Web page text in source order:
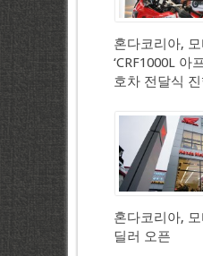
혼다코리아,
‘CRF1000L 아
호차 전달식 진
혼다코리아,
딜러 오픈